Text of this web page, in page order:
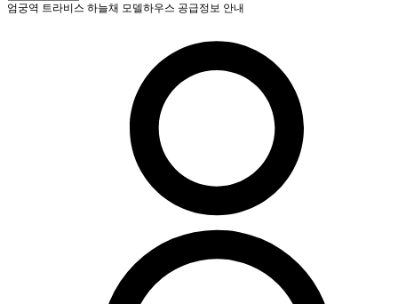
엄궁역 트라비스 하늘채 모델하우스 공급정보 안내